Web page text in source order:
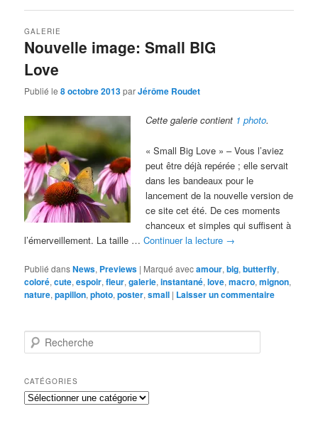
Nouvelle image: Small BIG
Love
GALERIE
Publié le8 octobre 2013parJérôme Roudet
Cette galerie contient 1 photo.
« Small Big Love » – Vous l’aviez
peut être déjà repérée ; elle servait
dans les bandeaux pour le
lancement de la nouvelle version de
ce site cet été. De ces moments
chanceux et simples qui suffisent à
l’émerveillement. La taille …Continuer la lecture →
Publié dansNews, Previews | Marqué avecamour,big,butterfly,
coloré,cute,espoir,fleur,galerie,instantané,love,macro,mignon,
nature,papillon,photo,poster,small | Laisser un commentaire
e
h
e
r
CATÉGORIES
Catégories